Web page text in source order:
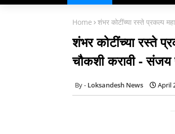
Home शंभर कोटींच्या रस्ते प्रकल्प
शंभर कोटींच्या रस्ते
चौकशी करावी - संजय
Loksandesh News April